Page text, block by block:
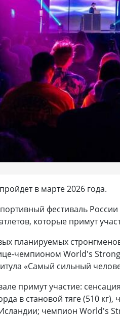
в марте 2026 года.
фестиваль России
которые примут
планируемых
чемпионом World's
«Самый сильный
примут участие:
в становой тяге (510
чемпион World's